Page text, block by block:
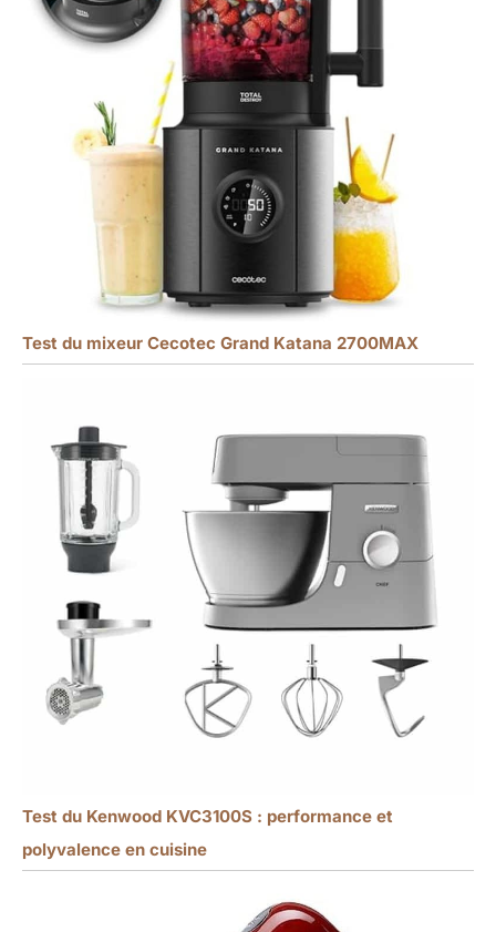
Test du mixeur Cecotec Grand Katana 2700MAX
Test du Kenwood KVC3100S : performance et
polyvalence en cuisine